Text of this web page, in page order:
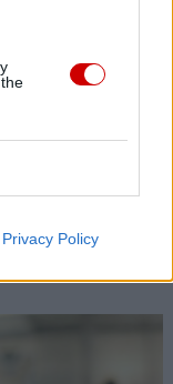
Privacy Policy
Francji: wielka
Jana
za Ukrainę